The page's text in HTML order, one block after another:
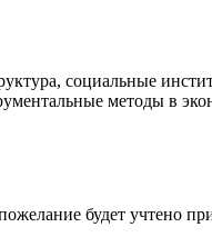
социальные
методы в
будет учтено